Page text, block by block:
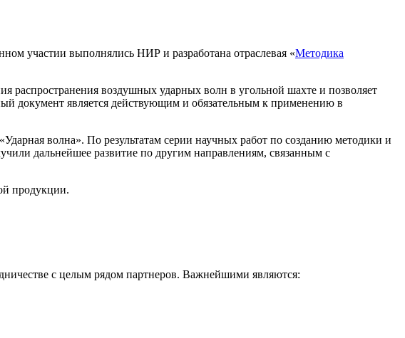
участии выполнялись НИР и разработана отраслевая «Методика
распространения воздушных ударных волн в угольной шахте и позволяет
документ является действующим и обязательным к применению в
волна». По результатам серии научных работ по созданию методики и
дальнейшее развитие по другим направлениям, связанным с
продукции.
с целым рядом партнеров. Важнейшими являются: